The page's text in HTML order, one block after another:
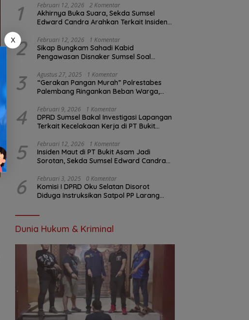
1 Februari 12, 2026 2 Komentar
Akhirnya Buka Suara, Sekda Sumsel
Edward Candra Arahkan Terkait Insiden
2 Februari 12, 2026 1 Komentar
Sikap Bungkam Sahadi Kabid
Pengawasan Disnaker Sumsel Soal
Pengawasan K3?
3 Agustus 27, 2025 1 Komentar
“Gerakan Pangan Murah” Polrestabes
Palembang Ringankan Beban Warga,
4 Februari 9, 2026 1 Komentar
DPRD Sumsel Bakal Investigasi Lapangan
Terkait Kecelakaan Kerja di PT Bukit
5 Februari 12, 2026 1 Komentar
Insiden Maut di PT Bukit Asam Jadi
Sorotan, Sekda Sumsel Edward Candra
6 Februari 3, 2025 0 Komentar
Komisi I DPRD Oku Selatan Disorot
Diduga Instruksikan Satpol PP Larang
Dunia Hukum & Kriminal
X